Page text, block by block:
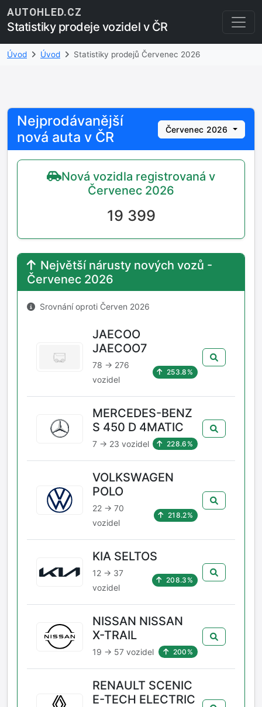
AUTOHLED.CZ
Statistiky prodeje vozidel v ČR
Úvod Úvod Statistiky prodejů Červenec 2026
Nejprodávanější
nová auta v ČR
Červenec 2026
Nová vozidla registrovaná v
Červenec 2026
19 399
Největší nárusty nových vozů -
Červenec 2026
Srovnání oproti Červen 2026
JAECOO
JAECOO7
78 → 276
vozidel
253.8%
MERCEDES-BENZ
S 450 D 4MATIC
7 → 23 vozidel 228.6%
VOLKSWAGEN
POLO
22 → 70
vozidel
218.2%
KIA SELTOS
12 → 37
vozidel
208.3%
NISSAN NISSAN
X-TRAIL
19 → 57 vozidel 200%
RENAULT SCENIC
E-TECH ELECTRIC